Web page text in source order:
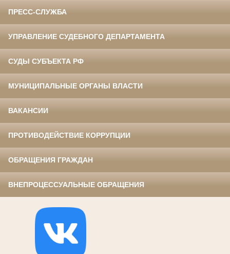
ПРЕСС-СЛУЖБА
УПРАВЛЕНИЕ СУДЕБНОГО ДЕПАРТАМЕНТА
СУДЫ СУБЪЕКТА РФ
МУНИЦИПАЛЬНЫЕ ОРГАНЫ ВЛАСТИ
ВАКАНСИИ
ПРОТИВОДЕЙСТВИЕ КОРРУПЦИИ
ОБРАЩЕНИЯ ГРАЖДАН
ВНЕПРОЦЕССУАЛЬНЫЕ ОБРАЩЕНИЯ